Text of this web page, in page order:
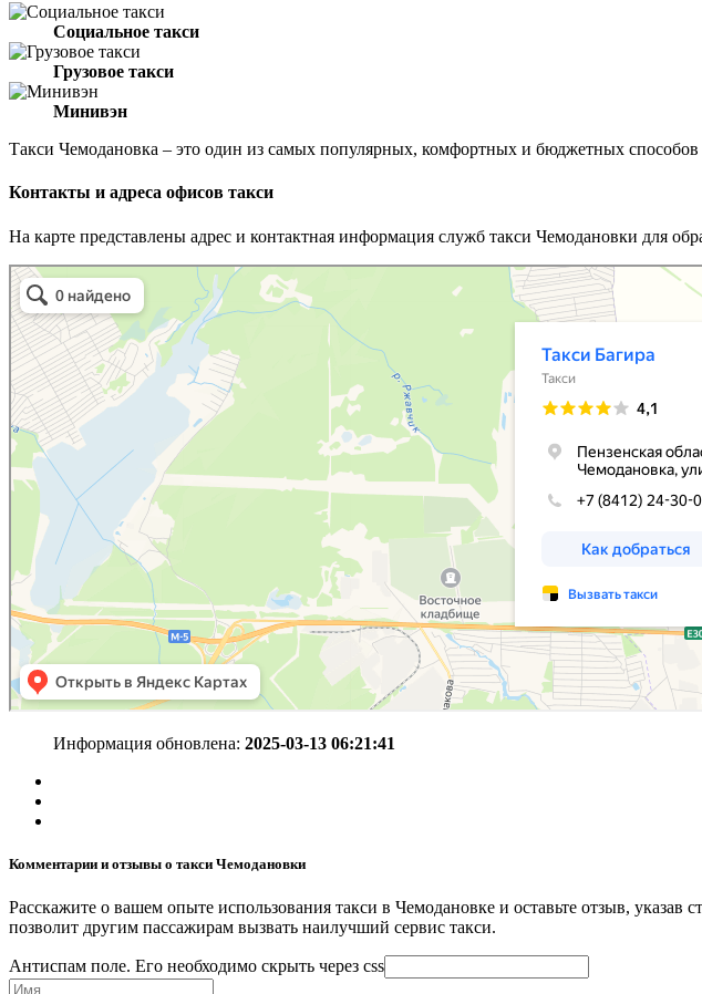
Социальное такси
Грузовое такси
Минивэн
Такси Чемодановка – это один из самых популярных, комфортных и бюджетных
Контакты и адреса офисов такси
На карте представлены адрес и контактная информация служб такси Чемодановки для
Информация обновлена: 2025-03-13 06:21:41
Комментарии и отзывы о такси Чемодановки
Расскажите о вашем опыте использования такси в Чемодановке и оставьте отзыв,
позволит другим пассажирам вызвать наилучший сервис такси.
Антиспам поле. Его необходимо скрыть через css